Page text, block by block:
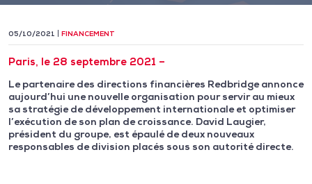
05/10/2021 FINANCEMENT
Paris, le 28 septembre 2021 –
Le partenaire des directions financières Redbridge annonce
aujourd’hui une nouvelle organisation pour servir au mieux
sa stratégie de développement internationale et optimiser
l’exécution de son plan de croissance. David Laugier,
président du groupe, est épaulé de deux nouveaux
responsables de division placés sous son autorité directe.